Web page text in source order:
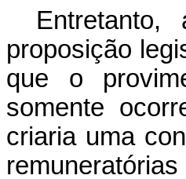
proposição
que o
somente
criaria uma